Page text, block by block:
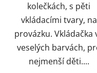
kolečkách, s pěti
vkládacími tvary, na
provázku. Vkládačka
veselých barvách,
nejmenší děti....